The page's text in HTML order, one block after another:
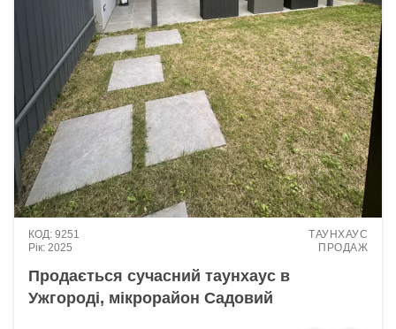
Продається сучасний таунхаус в
Ужгороді, мікрорайон Садовий
2025
9251
ТАУНХАУС
ПРОДАЖ